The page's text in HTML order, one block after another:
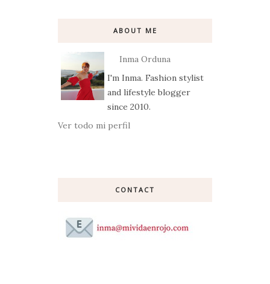
ABOUT ME
Inma Orduna
I'm Inma. Fashion stylist
and lifestyle blogger
since 2010.
Ver todo mi perfil
CONTACT